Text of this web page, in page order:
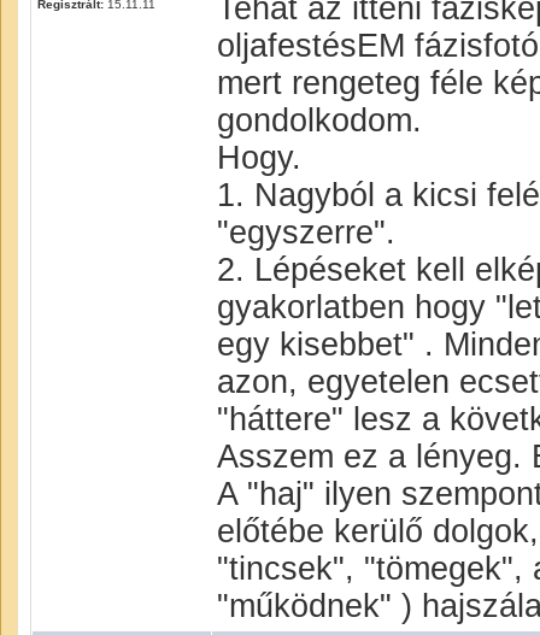
Regisztrált: 15.11.11
Tehát az itteni
oljafestésEM
mert rengeteg féle
gondolkodom.
Hogy.
1. Nagyból a kicsi
"egyszerre".
2. Lépéseket kell
gyakorlatben hogy
egy kisebbet" .
azon, egyetelen
"háttere" lesz a
Asszem ez a lényeg.
A "haj" ilyen
előtébe kerülő
"tincsek", "tömegek",
"működnek" )